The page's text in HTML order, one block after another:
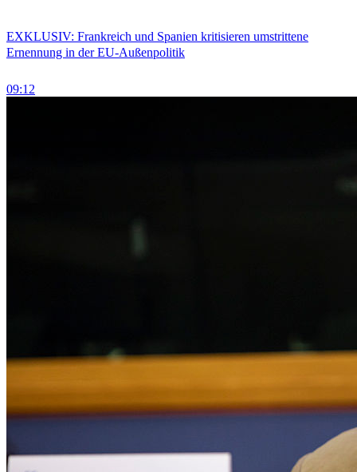
EXKLUSIV: Frankreich und Spanien kritisieren umstrittene
Ernennung in der EU-Außenpolitik
09:12